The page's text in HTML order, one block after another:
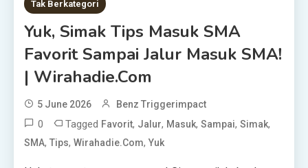
Tak Berkategori
Yuk, Simak Tips Masuk SMA
Favorit Sampai Jalur Masuk SMA!
| Wirahadie.com
5 June 2026 Benz Triggerimpact
0 Tagged Favorit, Jalur, Masuk, Sampai, Simak,
SMA, Tips, Wirahadie.com, Yuk